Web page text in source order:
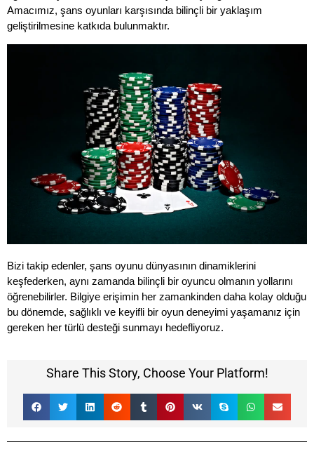
Amacımız, şans oyunları karşısında bilinçli bir yaklaşım
geliştirilmesine katkıda bulunmaktır.
Bizi takip edenler, şans oyunu dünyasının dinamiklerini
keşfederken, aynı zamanda bilinçli bir oyuncu olmanın yollarını
öğrenebilirler. Bilgiye erişimin her zamankinden daha kolay olduğu
bu dönemde, sağlıklı ve keyifli bir oyun deneyimi yaşamanız için
gereken her türlü desteği sunmayı hedefliyoruz.
Share This Story, Choose Your Platform!